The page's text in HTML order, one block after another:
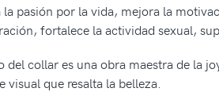
la pasión por la vida, mejora la
fortalece la actividad sexual,
del collar es una obra maestra de la
visual que resalta la belleza.